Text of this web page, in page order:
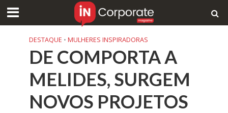
DESTAQUE • MULHERES INSPIRADORAS
DE COMPORTA A
MELIDES, SURGEM
NOVOS PROJETOS